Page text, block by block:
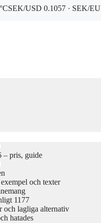
SEK/USD 0.1057 · SEK/
– pris, guide
och texter
1177
och lagliga alternativ
hatades